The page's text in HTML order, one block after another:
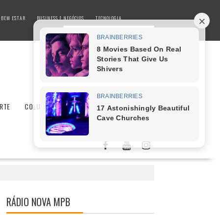
ESTAR BUSINESS E NEGÓCIOS TECNOLOGIA
COLUNISTAS
SAÚDE E BEM ESTAR
RÁDIO NOVA MPB